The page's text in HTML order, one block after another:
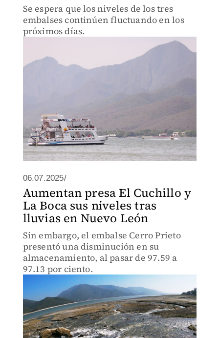
Se espera que los niveles de los tres
embalses continúen fluctuando en los
próximos días.
06.07.2025/
Aumentan presa El Cuchillo y
La Boca sus niveles tras
lluvias en Nuevo León
Sin embargo, el embalse Cerro Prieto
presentó una disminución en su
almacenamiento, al pasar de 97.59 a
97.13 por ciento.